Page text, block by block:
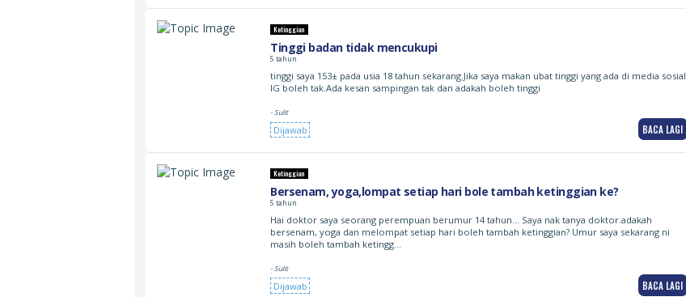
Ketinggian
Tinggi badan tidak mencukupi
5 tahun
tinggi saya 153± pada usia 18 tahun sekarang.Jika saya makan ubat tinggi yang ada di media sosial
IG boleh tak.Ada kesan sampingan tak dan adakah boleh tinggi
- Sulit
Dijawab BACA LAGI
Ketinggian
Bersenam, yoga,lompat setiap hari bole tambah ketinggian ke?
5 tahun
Hai doktor saya seorang perempuan berumur 14 tahun… Saya nak tanya doktor.adakah
bersenam, yoga dan melompat setiap hari boleh tambah ketinggian? Umur saya sekarang ni
masih boleh tambah ketingg…
- Sulit
Dijawab BACA LAGI